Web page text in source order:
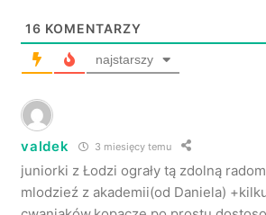
16 KOMENTARZY
najstarszy
valdek 3 miesięcy temu
juniorki z Łodzi ograły tą zdolną
mlodzieź z akademii(od Daniela)